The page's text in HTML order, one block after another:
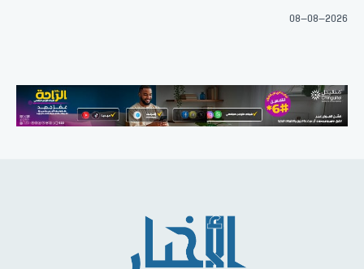
08-08-2026